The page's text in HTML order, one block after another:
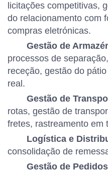
licitações competitivas,
do relacionamento com
compras eletrónicas.
Gestão de
processos de
receção, gestão do
real.
Gestão de
rotas, gestão de
fretes, rastreamento em
Logística e
consolidação de
Gestão de